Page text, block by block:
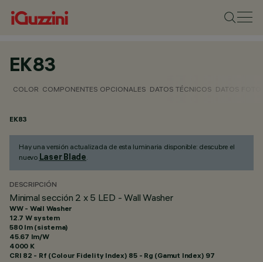
EK83
COLOR COMPONENTES OPCIONALES DATOS TÉCNICOS DATOS
EK83
Hay una versión actualizada de esta luminaria disponible: descubre el
nuevo Laser Blade.
DESCRIPCIÓN
Minimal sección 2 x 5 LED - Wall Washer
WW - Wall Washer
12.7 W system
580 lm (sistema)
45.67 lm/W
4000 K
CRI 82 - Rf (Colour Fidelity Index) 85 - Rg (Gamut Index) 97